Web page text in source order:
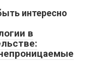
интересно
в